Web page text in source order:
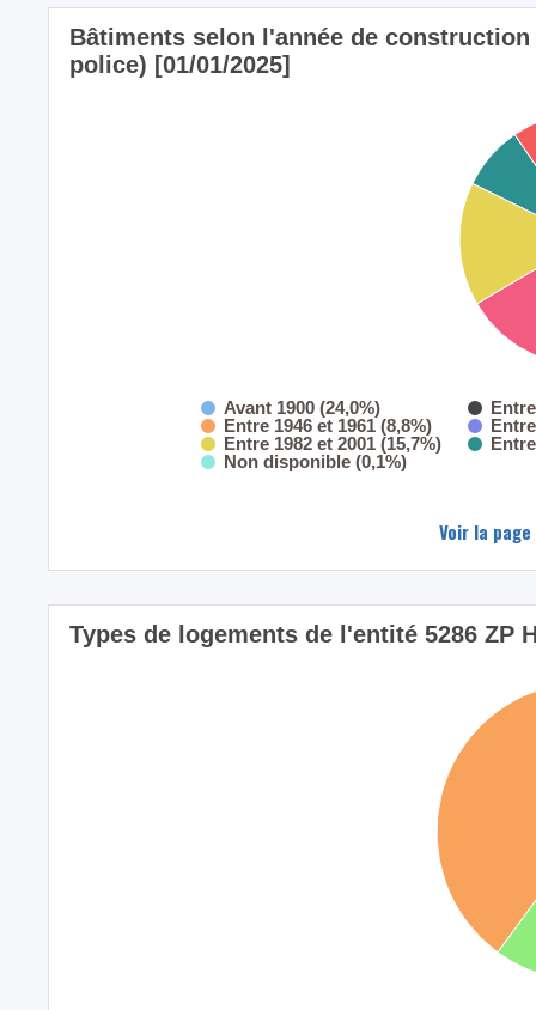
Bâtiments selon l'année de construction
police) [01/01/2025]
Avant 1900 (24,0%)
Entre 1946 et 1961 (8,8%)
Entre 1982 et 2001 (15,7%)
Non disponible (0,1%)
Voir la
Types de logements de l'entité 5286 ZP